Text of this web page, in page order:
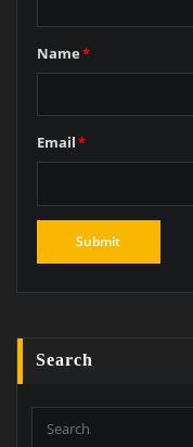
Name*
Email*
Search